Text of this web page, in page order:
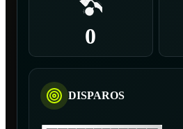
0
DISPAROS